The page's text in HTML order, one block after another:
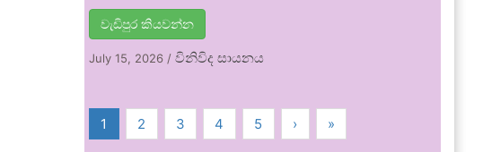
වැඩිපුර කියවන්න
July 15, 2026 /විනිවිද සායනය
1 2 3 4 5 › »